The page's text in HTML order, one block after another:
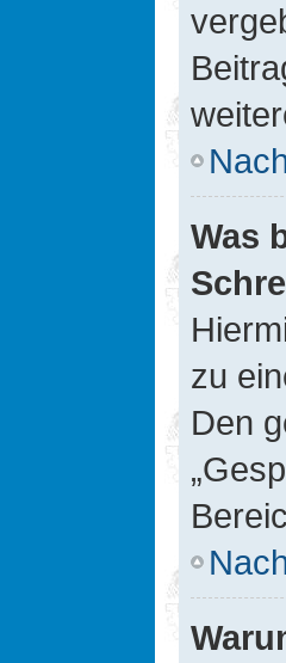
Was
zu
Den